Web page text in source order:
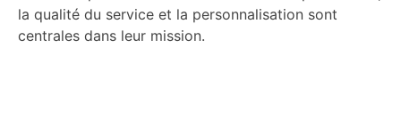
la qualité du service et la personnalisation sont
centrales dans leur mission.